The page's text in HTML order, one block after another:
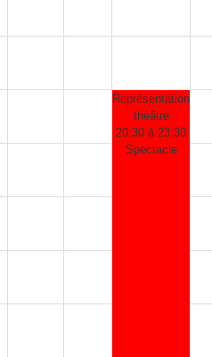
Représentation
théâtre
20:30 à 23:30
Spectacle